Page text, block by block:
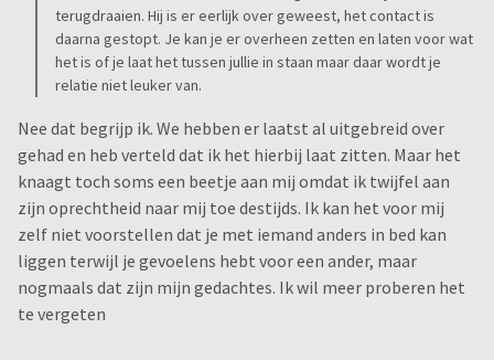
terugdraaien. Hij is er eerlijk over geweest, het contact is
daarna gestopt. Je kan je er overheen zetten en laten voor wat
het is of je laat het tussen jullie in staan maar daar wordt je
relatie niet leuker van.
Nee dat begrijp ik. We hebben er laatst al uitgebreid over
gehad en heb verteld dat ik het hierbij laat zitten. Maar het
knaagt toch soms een beetje aan mij omdat ik twijfel aan
zijn oprechtheid naar mij toe destijds. Ik kan het voor mij
zelf niet voorstellen dat je met iemand anders in bed kan
liggen terwijl je gevoelens hebt voor een ander, maar
nogmaals dat zijn mijn gedachtes. Ik wil meer proberen het
te vergeten